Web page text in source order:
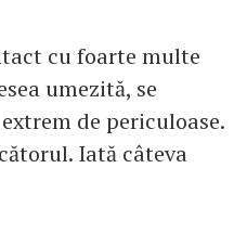
cu foarte multe
umezită, se
de periculoase.
Iată câteva